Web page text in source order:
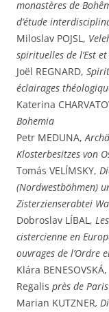
monastères de
d’étude
Miloslav POJSL,
spirituelles de l’Est et
Joël REGNARD,
éclairages
Katerina
Bohemia
Petr MEDUNA,
Klosterbesitzes von
Tomás VELÍMSKY,
(Nordwestböhmen)
Zisterzienserabtei
Dobroslav LÍBAL,
cistercienne en
ouvrages de l’Ordre
Klára BENESOVSKÁ,
Regalis près de Paris
Marian KUTZNER,